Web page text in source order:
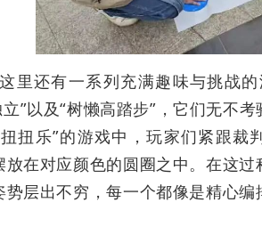
还有一系列充满趣味与挑战的
立”以及“树懒高踏步”，它们无不
扭乐”的游戏中，玩家们紧跟裁
放在对应颜色的圆圈之中。在这
势层出不穷，每一个都像是精心